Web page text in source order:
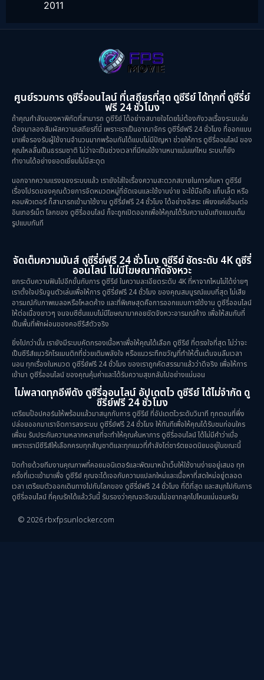
Horror สยองขวัญ
Mystery ลึกลับ (52)
Period ย้อนยุค (38)
Psychological จิตวิทยา (28)
Revenge
Romance โรแมนติก
Sci-Fi วิทยาศาสตร์ (5)
Science (1)
Social Issues สังคม (25)
Spy (3)
Supernatural เหนือธรรมชาติ (49)
survival เอาตัวรอด (23)
Thriller ระทึกขวัญ (84)
Uncategorized (1)
War สงคราม
2011
ศูนย์รวมการ ดูซีรี่ออนไลน์ ที่เสถียรที่สุด ดูซีรีย์ ได้ทุกที่ ดูซีรี่ย์
ฟรี 24 ชั่วโมง
ถ้าคุณกำลังมองหาพิกัดที่สามารถ ดูซีรีย์ ได้อย่างสบายใจโดยไม่ต้องกังวลเรื่องระบบล่ม
ต้องมาลองสัมผัสความเสถียรที่นี่ เพราะเราเป็นอาณาจักร ดูซีรี่ย์ฟรี 24 ชั่วโมง ที่ออกแบบ
มาเพื่อรองรับผู้ใช้งานจำนวนมากพร้อมกันได้แบบไม่มีปัญหา ช่วยให้การ ดูซีรี่ออนไลน์ ของ
คุณไหลลื่นเป็นธรรมชาติ ไม่ว่าจะเป็นช่วงเวลาที่มีคนใช้งานหนาแน่นแค่ไหน ระบบก็ยัง
ทำงานได้อย่างยอดเยี่ยมไม่มีสะดุด
นอกจากความแรงของระบบแล้ว เรายังใส่ใจเรื่องความสะดวกสบายในการค้นหา ดูซีรีย์
เรื่องโปรดของคุณด้วยการจัดหมวดหมู่ที่ชัดเจนและใช้งานง่าย จะใช้มือถือ แท็บเล็ต หรือ
คอมพิวเตอร์ ก็สามารถเข้ามาใช้งาน ดูซีรี่ย์ฟรี 24 ชั่วโมง ได้อย่างอิสระ เพียงแค่เชื่อมต่อ
อินเทอร์เน็ต โลกของ ดูซีรี่ออนไลน์ ก็จะถูกเปิดออกเพื่อให้คุณได้รับความบันเทิงแบบเต็ม
รูปแบบทันที
จัดเต็มความมันส์ ดูซีรี่ย์ฟรี 24 ชั่วโมง ดูซีรีย์ ชัดระดับ 4K ดูซีรี่
ออนไลน์ ไม่มีโฆษณากัดจังหวะ
ยกระดับความฟินไปอีกขั้นกับการ ดูซีรีย์ ในความละเอียดระดับ 4K ที่หาจากไหนไม่ได้ง่ายๆ
เราตั้งใจปรับจูนตัวเล่นเพื่อให้การ ดูซีรี่ย์ฟรี 24 ชั่วโมง ของคุณสมบูรณ์แบบที่สุด ไม่เสีย
อารมณ์กับภาพเบลอหรือโหลดค้าง และที่พิเศษสุดคือการออกแบบการใช้งาน ดูซีรี่ออนไลน์
ให้ต่อเนื่องยาวๆ จนจบซีซั่นแบบไม่มีโฆษณามาคอยขัดจังหวะอารมณ์ค้าง เพื่อให้สมกับที่
เป็นพื้นที่พักผ่อนของคอซีรีส์ตัวจริง
ยิ่งไปกว่านั้น เรายังมีระบบคัดกรองเนื้อหาเพื่อให้คุณได้เลือก ดูซีรีย์ ที่ตรงใจที่สุด ไม่ว่าจะ
เป็นซีรีส์แนวรักโรแมนติกที่ช่วยเติมพลังใจ หรือแนวระทึกขวัญที่ทำให้ตื่นเต้นจนลืมเวลา
นอน ทุกเรื่องในหมวด ดูซีรี่ย์ฟรี 24 ชั่วโมง ของเราถูกคัดสรรมาแล้วว่าดีจริง เพื่อให้การ
เข้ามา ดูซีรี่ออนไลน์ ของคุณคุ้มค่าและได้รับความสุขกลับไปอย่างแน่นอน
ไม่พลาดทุกอีพีดัง ดูซีรี่ออนไลน์ อัปเดตไว ดูซีรีย์ ได้ไม่จำกัด ดู
ซีรี่ย์ฟรี 24 ชั่วโมง
เตรียมป๊อปคอร์นให้พร้อมแล้วมาสนุกกับการ ดูซีรีย์ ที่อัปเดตไวระดับวินาที ทุกตอนที่พึ่ง
ปล่อยออกมาเราจัดการลงระบบ ดูซีรี่ย์ฟรี 24 ชั่วโมง ให้ทันทีเพื่อให้คุณได้รับชมก่อนใคร
เพื่อน รับประกันความหลากหลายที่จะทำให้คุณค้นหาการ ดูซีรี่ออนไลน์ ได้ไม่มีคำว่าเบื่อ
เพราะเรามีซีรีส์ให้เลือกครบทุกสัญชาติและทุกแนวที่กำลังไต่ชาร์ตยอดนิยมอยู่ในขณะนี้
ปิดท้ายด้วยทีมงานคุณภาพที่คอยมอนิเตอร์และพัฒนาหน้าเว็บให้ใช้งานง่ายอยู่เสมอ ทุก
ครั้งที่แวะเข้ามาเพื่อ ดูซีรีย์ คุณจะได้เจอกับความแปลกใหม่และเนื้อหาที่สดใหม่อยู่ตลอด
เวลา เตรียมตัวออกเดินทางไปกับโลกของ ดูซีรี่ย์ฟรี 24 ชั่วโมง ที่ดีที่สุด และสนุกไปกับการ
ดูซีรี่ออนไลน์ ที่คุณรักได้แล้ววันนี้ รับรองว่าคุณจะอินจนไม่อยากลุกไปไหนแน่นอนครับ
© 2026 rbxfpsunlocker.com